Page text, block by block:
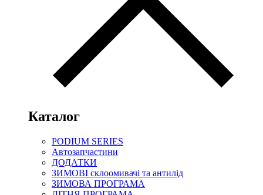
Каталог
PODIUM SERIES
Автозапчастини
ДОДАТКИ
ЗИМОВІ склоомивачі та антилід
ЗИМОВА ПРОГРАМА